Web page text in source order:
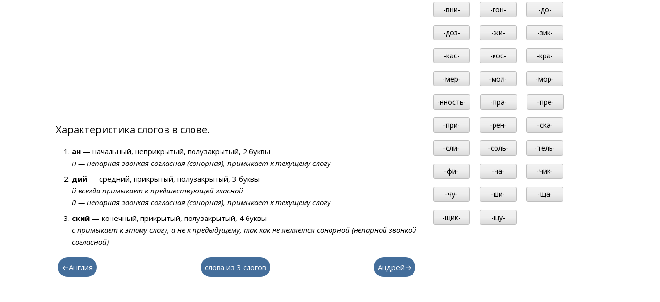
Характеристика слогов в слове.
ан — начальный, неприкрытый, полузакрытый, 2 буквы
н — непарная звонкая согласная (сонорная), примыкает к текущему слогу
дий — средний, прикрытый, полузакрытый, 3 буквы
й всегда примыкает к предшествующей гласной
й — непарная звонкая согласная (сонорная), примыкает к текущему слогу
ский — конечный, прикрытый, полузакрытый, 4 буквы
с примыкает к этому слогу, а не к предыдущему, так как не является сонорной (непарной звонкой
согласной)
←Англия слова из 3 слогов Андрей→
-вни- -гон- -до-
-доз- -жи- -зик-
-кас- -кос- -кра-
-мер- -мол- -мор-
-нность- -пра- -пре-
-при- -рен- -ска-
-сли- -соль- -тель-
-фи- -ча- -чик-
-чу- -ши- -ща-
-щик- -щу-